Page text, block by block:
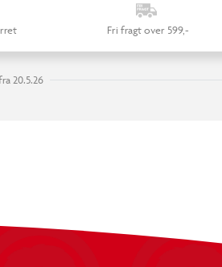
Fri fragt over 599,-
20.5.26